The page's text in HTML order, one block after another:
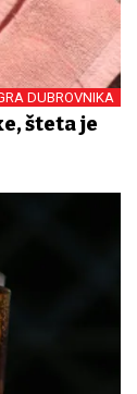
DUBROVNIKA
šteta je